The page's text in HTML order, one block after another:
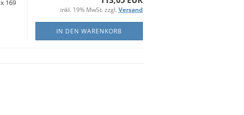
169
inkl. 19% MwSt. zzgl. Versand
IN DEN WARENKORB